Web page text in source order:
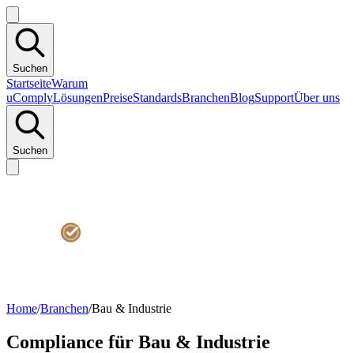
Suchen
StartseiteWarum
uComplyLösungenPreiseStandardsBranchenBlogSupportÜber uns
Suchen
Home/Branchen/Bau & Industrie
Compliance für Bau & Industrie